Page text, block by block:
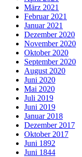
März 2021
Februar 2021
Januar 2021
Dezember 2020
November 2020
Oktober 2020
September 2020
August 2020
Juni 2020
Mai 2020
Juli 2019
Juni 2019
Januar 2018
Dezember 2017
Oktober 2017
Juni 1892
Juni 1844